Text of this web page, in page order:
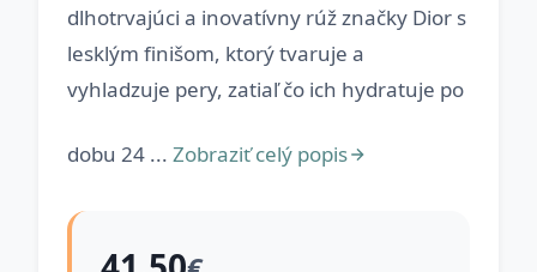
dlhotrvajúci a inovatívny rúž značky Dior s
lesklým finišom, ktorý tvaruje a
vyhladzuje pery, zatiaľ čo ich hydratuje po
dobu 24 ... Zobraziť celý popis